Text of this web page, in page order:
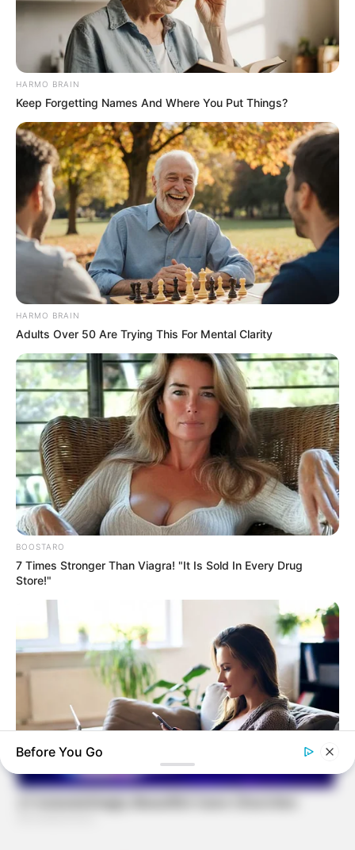
HARMO BRAIN
Keep Forgetting Names And Where You Put Things?
HARMO BRAIN
Adults Over 50 Are Trying This For Mental Clarity
BOOSTARO
7 Times Stronger Than Viagra! "It Is Sold In Every Drug
Store!"
EXTRA INCOME ONLINE
Looking For Extra Income Online?
Before You Go